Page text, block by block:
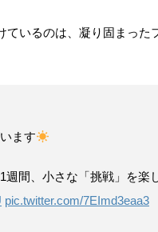
ているのは、凝り固まった
ます
週間、小さな「挑戦」を楽
pic.twitter.com/7EImd3eaa3